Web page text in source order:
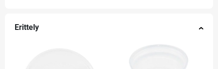
Erittely